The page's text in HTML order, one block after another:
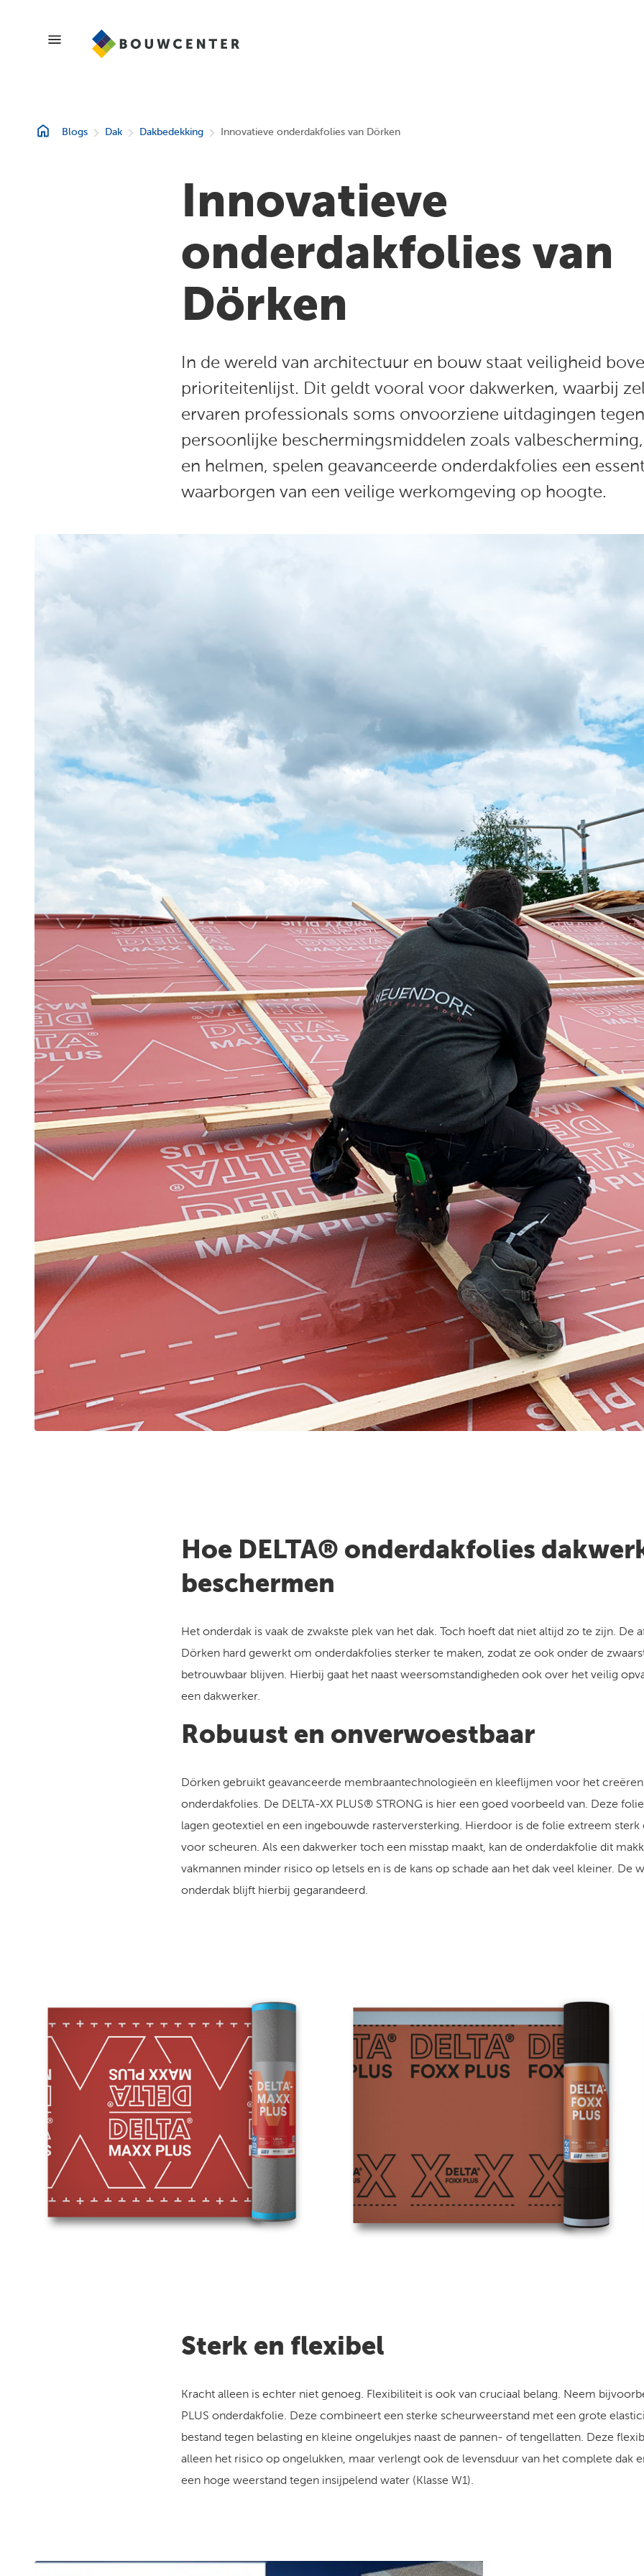
Blogs
Blogs Dak Dakbedekking Innovatieve onderdakfolies van Dörken
Innovatieve
onderdakfolies van
Dörken
In de wereld van architectuur en bouw staat veiligheid
prioriteitenlijst. Dit geldt vooral voor dakwerken, waarbij
ervaren professionals soms onvoorziene uitdagingen
persoonlijke beschermingsmiddelen zoals
en helmen, spelen geavanceerde onderdakfolies een
waarborgen van een veilige werkomgeving op hoogte.
Hoe DELTA® onderdakfolies
beschermen
Het onderdak is vaak de zwakste plek van het dak. Toch hoeft dat niet altijd zo te zijn. De
Dörken hard gewerkt om onderdakfolies sterker te maken, zodat ze ook onder de
betrouwbaar blijven. Hierbij gaat het naast weersomstandigheden ook over het veilig
een dakwerker.
Robuust en onverwoestbaar
Dörken gebruikt geavanceerde membraantechnologieën en kleeflijmen voor het
onderdakfolies. De DELTA-XX PLUS® STRONG is hier een goed voorbeeld van. Deze
lagen geotextiel en een ingebouwde rasterversterking. Hierdoor is de folie extreem
voor scheuren. Als een dakwerker toch een misstap maakt, kan de onderdakfolie dit
vakmannen minder risico op letsels en is de kans op schade aan het dak veel kleiner. De
onderdak blijft hierbij gegarandeerd.
Sterk en flexibel
Kracht alleen is echter niet genoeg. Flexibiliteit is ook van cruciaal belang. Neem
PLUS onderdakfolie. Deze combineert een sterke scheurweerstand met een grote
bestand tegen belasting en kleine ongelukjes naast de pannen- of tengellatten. Deze
alleen het risico op ongelukken, maar verlengt ook de levensduur van het complete dak
een hoge weerstand tegen insijpelend water (Klasse W1).